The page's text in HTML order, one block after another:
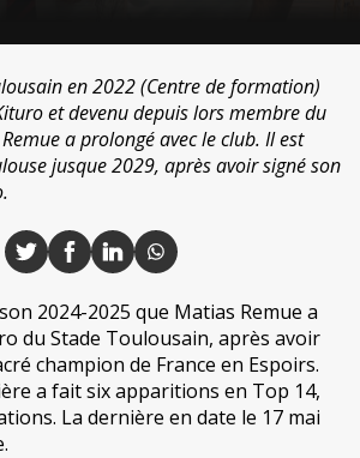
en 2022 (Centre de formation)
et devenu depuis lors membre du
a prolongé avec le club. Il est
jusque 2029, après avoir signé son
2024-2025 que Matias Remue a
du Stade Toulousain, après avoir
champion de France en Espoirs.
a fait six apparitions en Top 14,
La dernière en date le 17 mai